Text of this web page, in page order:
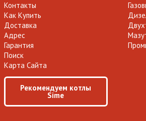
Контакты
Как Купить
Доставка
Адрес
Гарантия
Поиск
Карта Сайта
Рекомендуем котлы
Sime